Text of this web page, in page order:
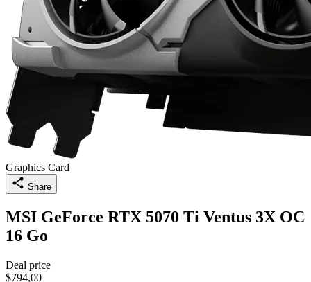
Graphics Card
Share
MSI GeForce RTX 5070 Ti Ventus 3X OC
16 Go
Deal price
$794,00